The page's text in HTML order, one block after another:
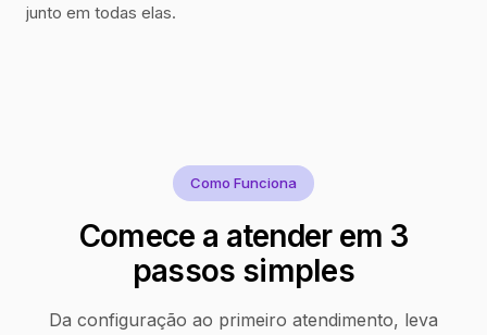
junto em todas elas.
Como Funciona
Comece a atender em 3
passos simples
Da configuração ao primeiro atendimento, leva